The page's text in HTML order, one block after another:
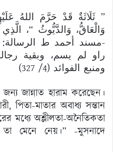
” ثَلَاثَةٌ قَدْ حَرَّمَ اللهُ
وَالْعَاقُّ، وَالدَّيُّوثُ “،
راو لم يسم، وبقية
ومنبع الفوائد (4/ 327)
জান্নাত হারাম করেছেন।
পিতা-মাতার অবাধ্য সন্তান
মধ্যে অশ্লীলতা-অনৈতিকতা
মেনে নেয়।” -মুসনাদে